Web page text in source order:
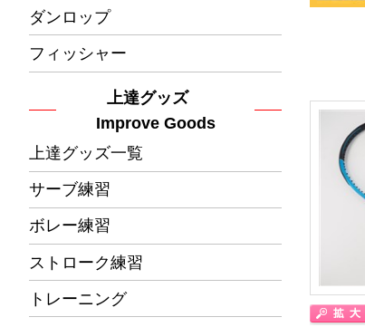
ダンロップ
フィッシャー
上達グッズ
Improve Goods
上達グッズ一覧
サーブ練習
ボレー練習
ストローク練習
トレーニング